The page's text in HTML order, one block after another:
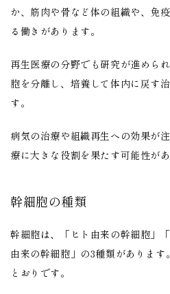
か、筋肉や骨など体の組織や、免
る働きがあります。
再生医療の分野でも研究が進めら
胞を分離し、培養して体内に戻す
す。
病気の治療や組織再生への効果が
療に大きな役割を果たす可能性が
幹細胞の種類
幹細胞は、「ヒト由来の幹細胞」
由来の幹細胞」の3種類がありま
とおりです。